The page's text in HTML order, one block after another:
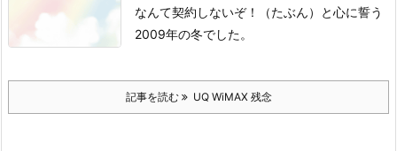
なんて契約しないぞ！（たぶん）と心に誓う
2009年の冬でした。
記事を読む UQ WiMAX 残念